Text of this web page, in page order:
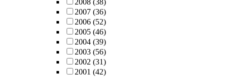
2008 (38)
2007 (36)
2006 (52)
2005 (46)
2004 (39)
2003 (56)
2002 (31)
2001 (42)